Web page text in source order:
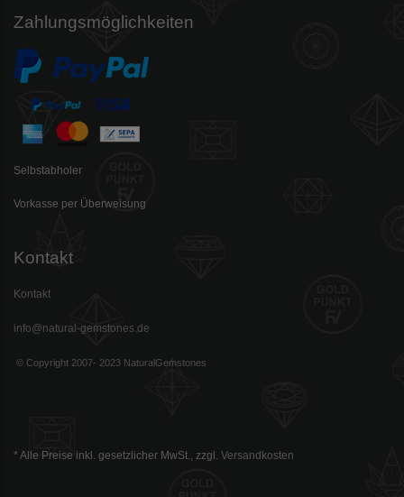
Zahlungsmöglichkeiten
Selbstabholer
Vorkasse per Überweisung
Kontakt
Kontakt
info@natural-gemstones.de
© Copyright 2007- 2023 NaturalGemstones
* Alle Preise inkl. gesetzlicher MwSt., zzgl. Versandkosten